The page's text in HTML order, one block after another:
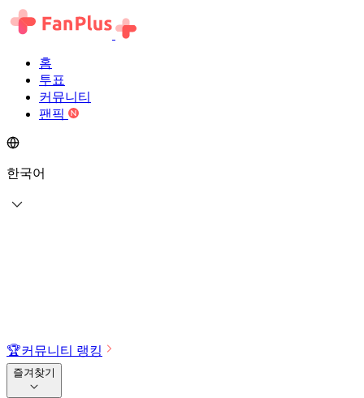
홈
투표
커뮤니티
팬픽
한국어
🏆커뮤니티 랭킹
즐겨찾기